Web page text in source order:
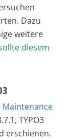
Dazu
weitere
diesem
Maintenance
TYPO3
erschienen.